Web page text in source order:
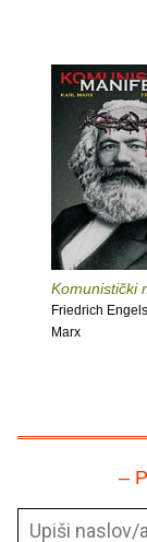
Komunistički
Friedrich
Marx
–